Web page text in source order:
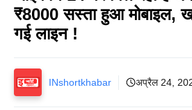
₹8000 सस्ता हुआ मोबाइल,
गई लाइन !
INshortkhabar अप्रैल 24,